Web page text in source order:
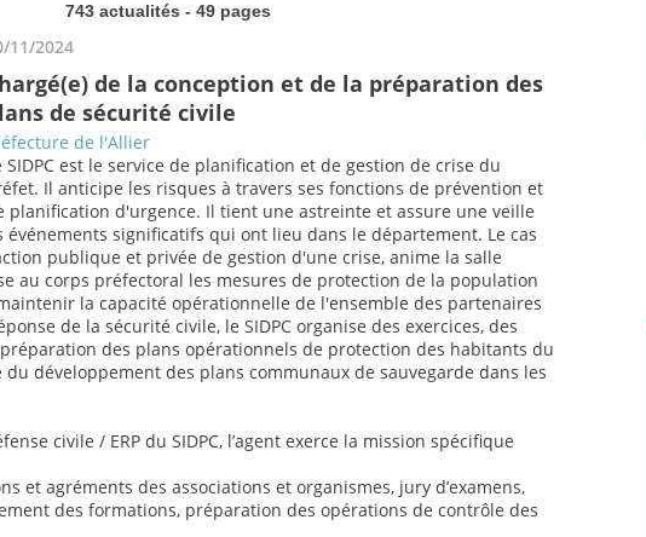
743 actualités - 49 pages
11/2024
de la conception et de la préparation des
de sécurité civile
de l'Allier
SIDPC est le service de planification et de gestion de crise du
Il anticipe les risques à travers ses fonctions de prévention et
planification d'urgence. Il tient une astreinte et assure une veille
événements significatifs qui ont lieu dans le département. Le cas
publique et privée de gestion d'une crise, anime la salle
au corps préfectoral les mesures de protection de la population
la capacité opérationnelle de l'ensemble des partenaires
de la sécurité civile, le SIDPC organise des exercices, des
des plans opérationnels de protection des habitants du
développement des plans communaux de sauvegarde dans les
civile / ERP du SIDPC, l’agent exerce la mission spécifique
et agréments des associations et organismes, jury d’examens,
des formations, préparation des opérations de contrôle des